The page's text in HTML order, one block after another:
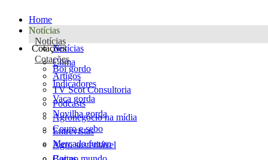
Home
Notícias
Notícias
Notícias
Clima
Artigos
TV Scot Consultoria
Podcasts
Agronegócio na mídia
Entrevistas
Agro sustentável
Cotações
Cotações
Boi gordo
Indicadores
Vaca gorda
Novilha gorda
Couro e sebo
Mercado futuro